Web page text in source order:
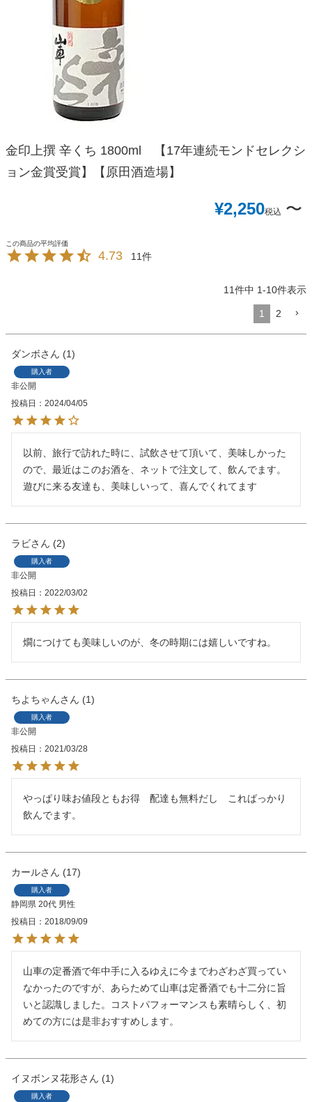
金印上撰 辛くち 1800ml 【17年連続モンドセレクシ
ョン金賞受賞】【原田酒造場】
¥2,250税込 〜
4.73 11
11件中 1-10件表示
1 2
ダンボ 1
購入者
非公開
投稿日
2024/04/05
以前、旅行で訪れた時に、試飲させて頂いて、美味しかった
ので、最近はこのお酒を、ネットで注文して、飲んでます。
ラビ 2
購入者
非公開
投稿日
2022/03/02
燗につけても美味しいのが、冬の時期には嬉しいですね。
ちよちゃん 1
購入者
非公開
投稿日
2021/03/28
やっぱり味お値段ともお得　配達も無料だし　こればっかり
飲んでます。
カール 17
購入者
静岡県 20代 男性
投稿日
2018/09/09
山車の定番酒で年中手に入るゆえに今までわざわざ買ってい
なかったのですが、あらためて山車は定番酒でも十二分に旨
いと認識しました。コストパフォーマンスも素晴らしく、初
めての方には是非おすすめします。
イヌボンヌ花形 1
購入者